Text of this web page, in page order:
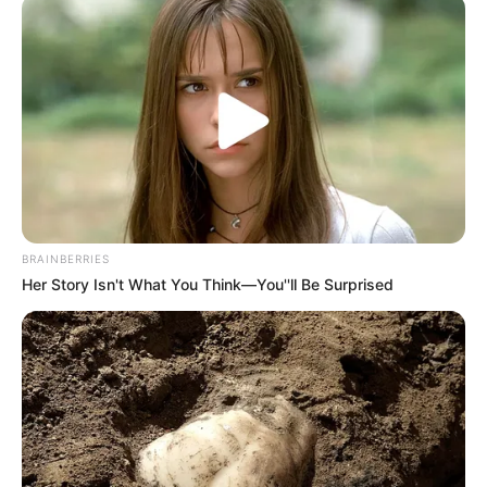
körniger.
Zutaten für 12 Muffins:
125 g zerlassene Butter
165 g Zucker + 10 g zum Bestreuen
1 großes Ei
1 Teelöffel Vanillezucker
125 ml Buttermilch
etwas geriebene Zitronenschale oder
Zitronenzucker
225 g Mehl
25 g feines Maismehl
1 gestrichener Teelöffel Backpulver
BRAINBERRIES
Her Story Isn't What You Think—You''ll Be Surprised